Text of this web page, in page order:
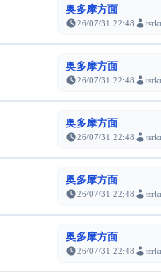
奥多摩方面
26/07/31 22:48
奥多摩方面
26/07/31 22:48
奥多摩方面
26/07/31 22:48
奥多摩方面
26/07/31 22:48
奥多摩方面
26/07/31 22:48